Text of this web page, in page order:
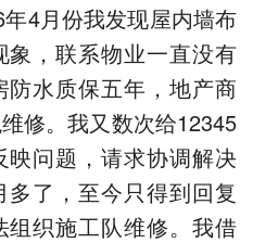
4月份我发现屋内墙布
象，联系物业一直没有
水质保五年，地产商
修。我又数次给12345
问题，请求协调解决
了，至今只得到回复
织施工队维修。我借